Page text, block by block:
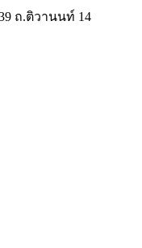
ถ.ติวานนท์ 14